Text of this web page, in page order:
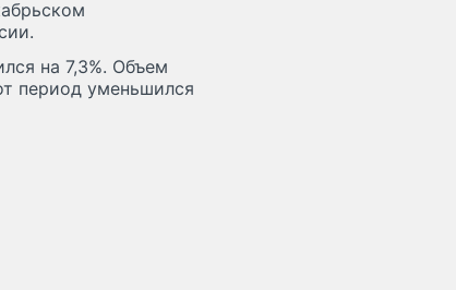
на 7,3%. Объем
период уменьшился